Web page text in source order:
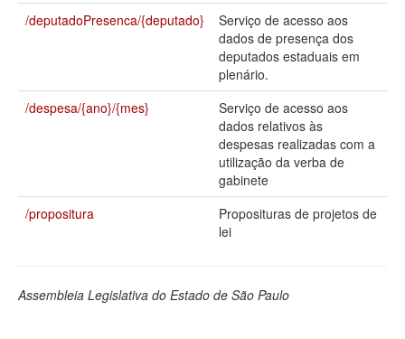
Legislação
Perguntas frequentes
/deputadoPresenca/{deputado}
Serviço de acesso aos
dados de presença dos
deputados estaduais em
plenário.
/despesa/{ano}/{mes}
Serviço de acesso aos
dados relativos às
despesas realizadas com a
utilização da verba de
gabinete
/propositura
Proposituras de projetos de
lei
Assembleia Legislativa do Estado de São Paulo